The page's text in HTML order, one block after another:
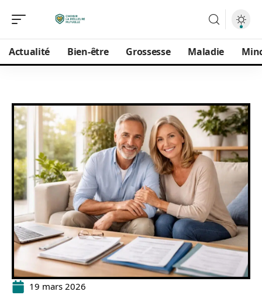
Actualité Bien-être Grossesse Maladie
19 mars 2026